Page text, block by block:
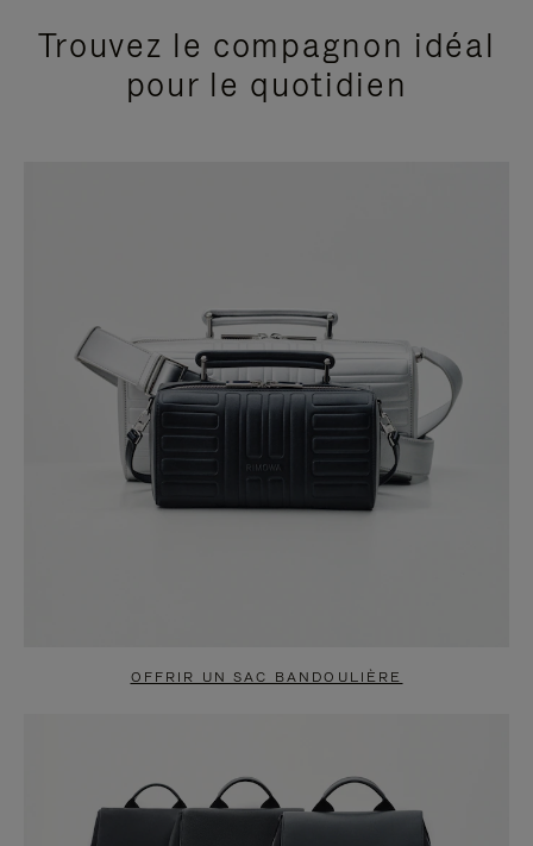
Trouvez le compagnon idéal
pour le quotidien
OFFRIR UN SAC BANDOULIÈRE